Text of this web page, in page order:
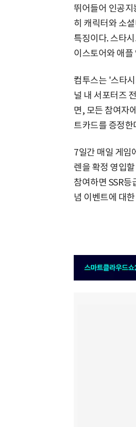
뛰어들어 인공
히 캐릭터와 소
특징이다. 스타
이스토어와 애
컴투스는 '스타
널 내 서포터즈
면, 모든 참여자
트카드를 증정한
7일간 매일 게임
렌을 확정 영입
참여하면 SSR등
념 이벤트에 대